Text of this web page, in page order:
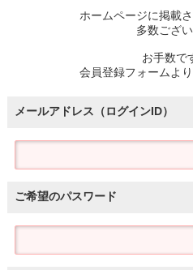
住宅ローン控除シミュレータ
ホームページに掲載
多数ござい
お手数で
会員登録フォームよ
メールアドレス（ログインID）
ご希望のパスワード